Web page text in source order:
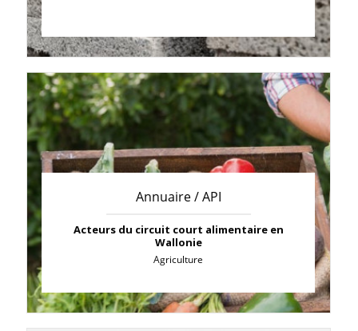
Annuaire / API
Acteurs du circuit court alimentaire en
Wallonie
Agriculture